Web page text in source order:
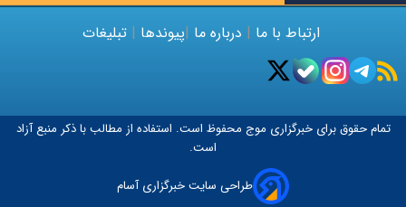
ارتباط با ما | درباره ما |پیوندها | تبلیغات
تمام حقوق برای خبرگزاری موج محفوظ است. استفاده از مطالب با ذکر منبع آزاد
است.
طراحی سایت خبرگزاری آسام